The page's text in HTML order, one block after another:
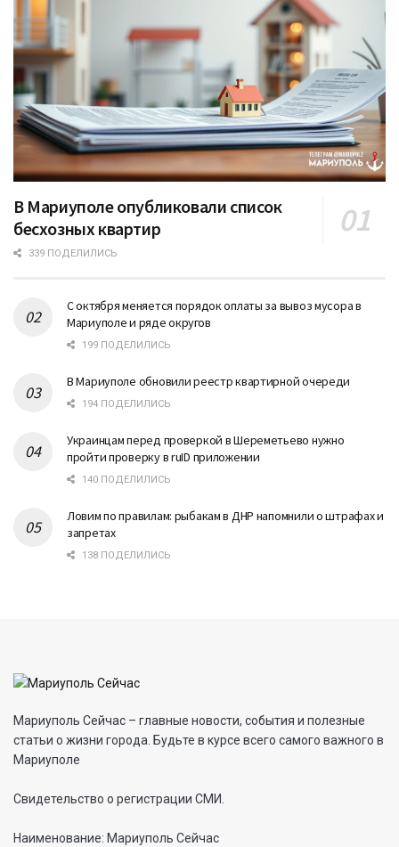
В Мариуполе опубликовали список
бесхозных квартир
339 ПОДЕЛИЛИСЬ
С октября меняется порядок оплаты за вывоз мусора в
Мариуполе и ряде округов
199 ПОДЕЛИЛИСЬ
В Мариуполе обновили реестр квартирной очереди
194 ПОДЕЛИЛИСЬ
Украинцам перед проверкой в Шереметьево нужно
пройти проверку в ruID приложении
140 ПОДЕЛИЛИСЬ
Ловим по правилам: рыбакам в ДНР напомнили о штрафах и
запретах
138 ПОДЕЛИЛИСЬ
Мариуполь Сейчас – главные новости, события и полезные
статьи о жизни города. Будьте в курсе всего самого важного в
Мариуполе
Свидетельство о регистрации СМИ.
Наименование: Мариуполь Сейчас